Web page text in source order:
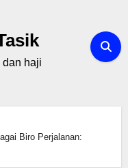
dan haji
Biro Perjalanan: